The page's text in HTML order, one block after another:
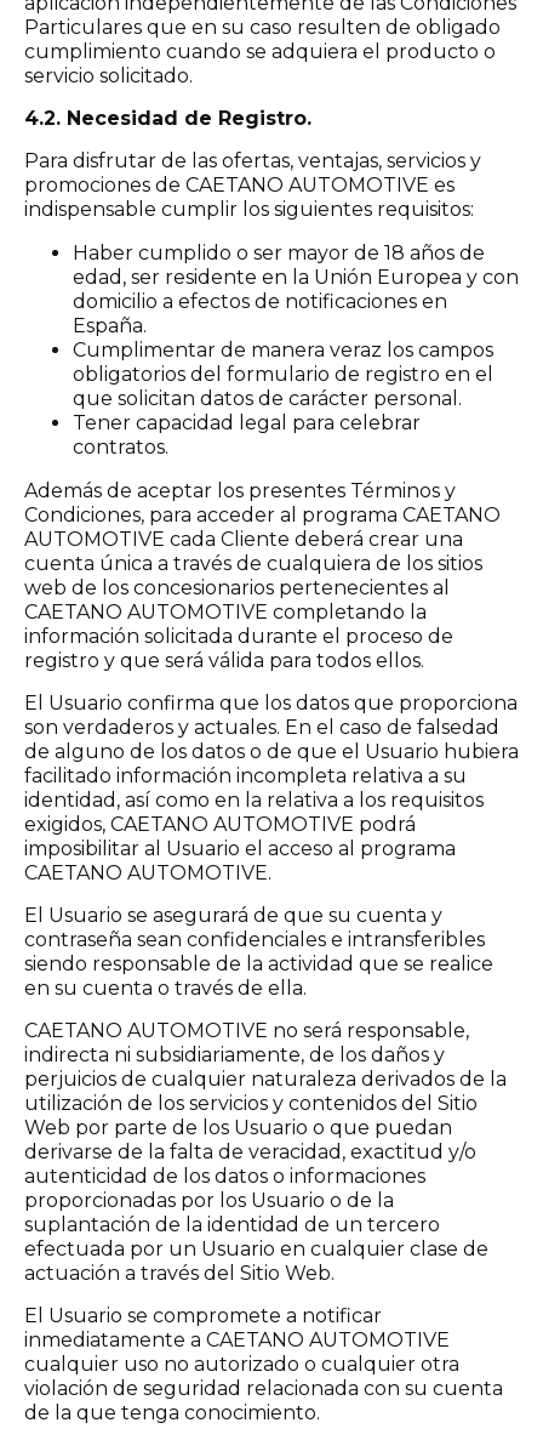
Particulares que en su caso resulten de obligado
cumplimiento cuando se adquiera el producto o
servicio solicitado.
4.2. Necesidad de Registro.
Para disfrutar de las ofertas, ventajas, servicios y
promociones de CAETANO AUTOMOTIVE es
indispensable cumplir los siguientes requisitos:
Haber cumplido o ser mayor de 18 años de
edad, ser residente en la Unión Europea y con
domicilio a efectos de notificaciones en
España.
Cumplimentar de manera veraz los campos
obligatorios del formulario de registro en el
que solicitan datos de carácter personal.
Tener capacidad legal para celebrar
contratos.
Además de aceptar los presentes Términos y
Condiciones, para acceder al programa CAETANO
AUTOMOTIVE cada Cliente deberá crear una
cuenta única a través de cualquiera de los sitios
web de los concesionarios pertenecientes al
CAETANO AUTOMOTIVE completando la
información solicitada durante el proceso de
registro y que será válida para todos ellos.
El Usuario confirma que los datos que proporciona
son verdaderos y actuales. En el caso de falsedad
de alguno de los datos o de que el Usuario hubiera
facilitado información incompleta relativa a su
identidad, así como en la relativa a los requisitos
exigidos, CAETANO AUTOMOTIVE podrá
imposibilitar al Usuario el acceso al programa
CAETANO AUTOMOTIVE.
El Usuario se asegurará de que su cuenta y
contraseña sean confidenciales e intransferibles
siendo responsable de la actividad que se realice
en su cuenta o través de ella.
CAETANO AUTOMOTIVE no será responsable,
indirecta ni subsidiariamente, de los daños y
perjuicios de cualquier naturaleza derivados de la
utilización de los servicios y contenidos del Sitio
Web por parte de los Usuario o que puedan
derivarse de la falta de veracidad, exactitud y/o
autenticidad de los datos o informaciones
proporcionadas por los Usuario o de la
suplantación de la identidad de un tercero
efectuada por un Usuario en cualquier clase de
actuación a través del Sitio Web.
El Usuario se compromete a notificar
inmediatamente a CAETANO AUTOMOTIVE
cualquier uso no autorizado o cualquier otra
violación de seguridad relacionada con su cuenta
de la que tenga conocimiento.